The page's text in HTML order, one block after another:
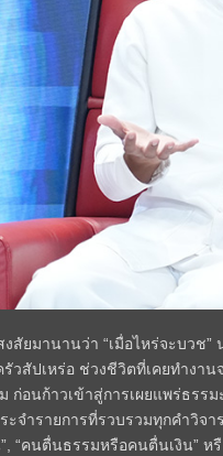
สัยมานานว่า “เมื่อไหร่จะบวช”
รัวสัปเหร่อ ช่วงชีวิตที่เคยทำง
ก่อนก้าวเข้าสู่การเผยแพร่ธร
ระจำรายการที่รวบรวมทุกคำวิ
“คนตื่นธรรมหรือคนตื่นเงิน” ห